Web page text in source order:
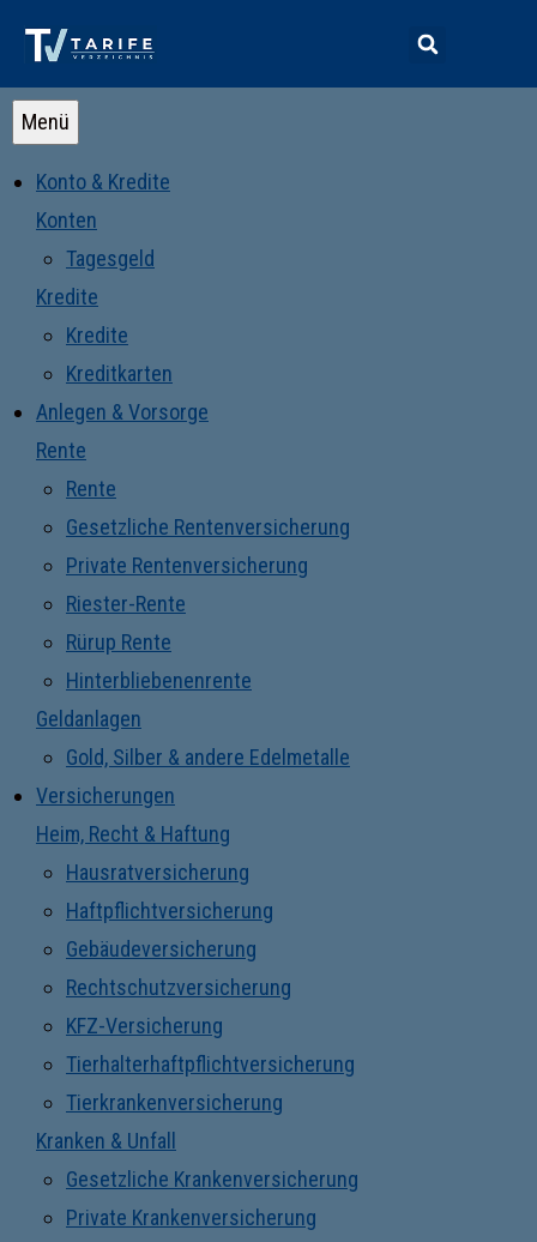
Menü
Konto & Kredite
Konten
Tagesgeld
Kredite
Kredite
Kreditkarten
Anlegen & Vorsorge
Rente
Rente
Gesetzliche Rentenversicherung
Private Rentenversicherung
Riester-Rente
Rürup Rente
Hinterbliebenenrente
Geldanlagen
Gold, Silber & andere Edelmetalle
Versicherungen
Heim, Recht & Haftung
Hausratversicherung
Haftpflichtversicherung
Gebäudeversicherung
Rechtschutzversicherung
KFZ-Versicherung
Tierhalterhaftpflichtversicherung
Tierkrankenversicherung
Kranken & Unfall
Gesetzliche Krankenversicherung
Private Krankenversicherung